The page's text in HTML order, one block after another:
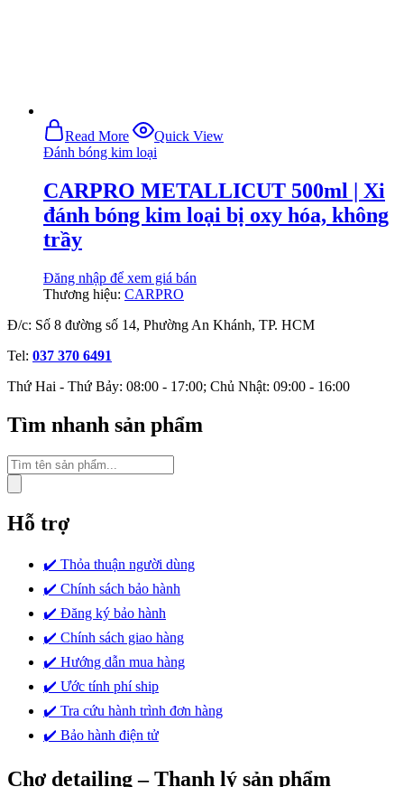
Read More
Quick View
Đánh bóng kim loại
CARPRO METALLICUT 500ml | Xi
đánh bóng kim loại bị oxy hóa, không
trầy
Đăng nhập để xem giá bán
Thương hiệu: CARPRO
Đ/c: Số 8 đường số 14, Phường An Khánh, TP. HCM
Tel: 037 370 6491
Thứ Hai - Thứ Bảy: 08:00 - 17:00; Chủ Nhật: 09:00 - 16:00
Tìm nhanh sản phẩm
Tìm
kiếm
sản
phẩm
Hỗ trợ
✔️ Thỏa thuận người dùng
✔️ Chính sách bảo hành
✔️ Đăng ký bảo hành
✔️ Chính sách giao hàng
✔️ Hướng dẫn mua hàng
✔️ Ước tính phí ship
✔️ Tra cứu hành trình đơn hàng
✔️ Bảo hành điện tử
Chợ detailing – Thanh lý sản phẩm